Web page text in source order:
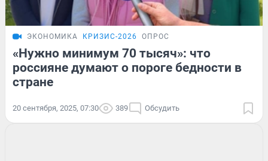
ЭКОНОМИКА КРИЗИС-2026 ОПРОС
«Нужно минимум 70 тысяч»: что
россияне думают о пороге бедности в
стране
20 сентября, 2025, 07:30 389 Обсудить